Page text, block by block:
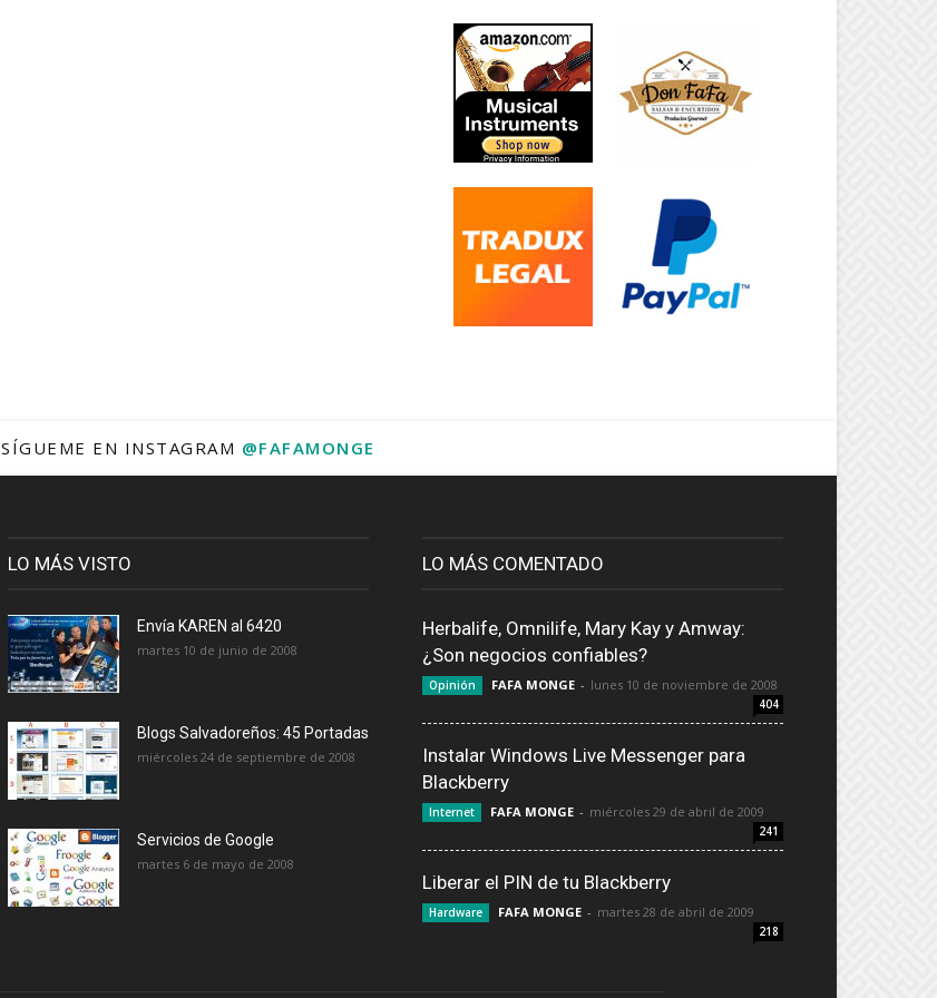
SÍGUEME EN INSTAGRAM @FAFAMONGE
LO MÁS VISTO
Envía KAREN al 6420
martes 10 de junio de 2008
Blogs Salvadoreños: 45 Portadas
miércoles 24 de septiembre de 2008
Servicios de Google
martes 6 de mayo de 2008
LO MÁS COMENTADO
Herbalife, Omnilife, Mary Kay y Amway:
¿Son negocios confiables?
Opinión FAFA MONGE - lunes 10 de noviembre de 2008
404
Instalar Windows Live Messenger para
Blackberry
Internet FAFA MONGE - miércoles 29 de abril de 2009
241
Liberar el PIN de tu Blackberry
Hardware FAFA MONGE - martes 28 de abril de 2009
218